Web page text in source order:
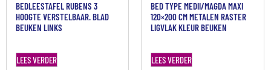
BEDLEESTAFEL RUBENS 3
HOOGTE VERSTELBAAR. BLAD
BEUKEN LINKS
LEES VERDER
BED TYPE MEDII/MAGDA MAXI
120×200 CM METALEN RASTER
LIGVLAK KLEUR BEUKEN
LEES VERDER